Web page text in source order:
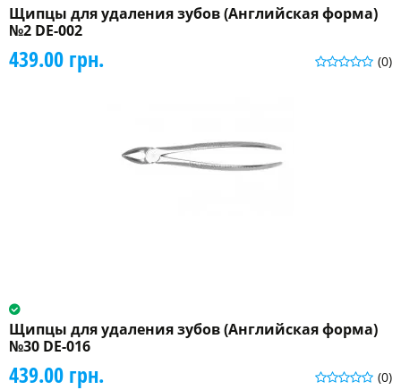
Щипцы для удаления зубов (Английская форма)
№2 DE-002
(0)
439.00 грн.
Щипцы для удаления зубов (Английская форма)
№30 DE-016
(0)
439.00 грн.